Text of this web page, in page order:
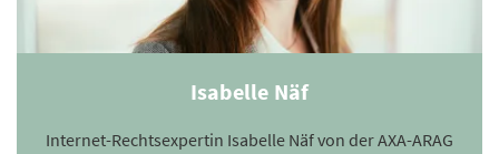
Isabelle Näf
Internet-Rechtsexpertin Isabelle Näf von der AXA-ARAG